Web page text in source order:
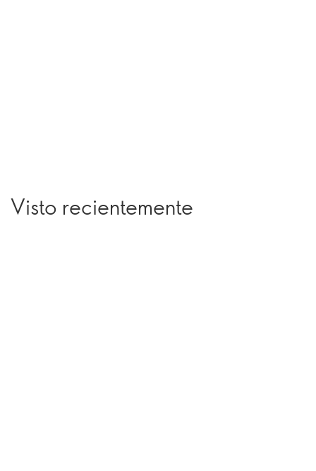
Visto recientemente